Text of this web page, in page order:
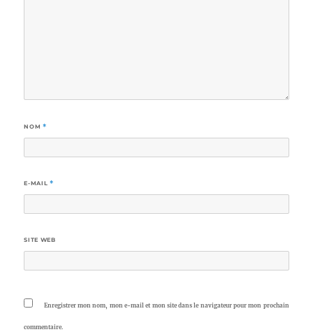
NOM *
E-MAIL *
SITE WEB
Enregistrer mon nom, mon e-mail et mon site dans le navigateur pour mon prochain
commentaire.